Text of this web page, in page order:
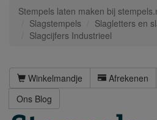
Stempels laten maken bij
Slagstempels
Slagletters en
Slagcijfers Industrieel
Winkelmandje Afrekenen
Ons Blog